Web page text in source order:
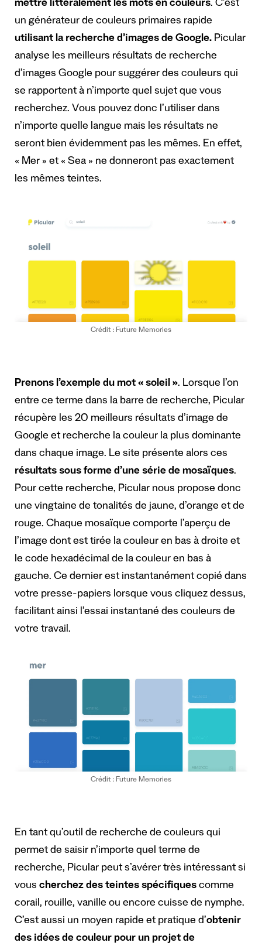
mettre littéralement les mots en couleurs. C’est
un générateur de couleurs primaires rapide
utilisant la recherche d’images de Google. Picular
analyse les meilleurs résultats de recherche
d’images Google pour suggérer des couleurs qui
se rapportent à n’importe quel sujet que vous
recherchez. Vous pouvez donc l’utiliser dans
n’importe quelle langue mais les résultats ne
seront bien évidemment pas les mêmes. En effet,
« Mer » et « Sea » ne donneront pas exactement
les mêmes teintes.
Crédit : Future Memories
Prenons l’exemple du mot « soleil ». Lorsque l’on
entre ce terme dans la barre de recherche, Picular
récupère les 20 meilleurs résultats d’image de
Google et recherche la couleur la plus dominante
dans chaque image. Le site présente alors ces
résultats sous forme d’une série de mosaïques.
Pour cette recherche, Picular nous propose donc
une vingtaine de tonalités de jaune, d’orange et de
rouge. Chaque mosaïque comporte l’aperçu de
l’image dont est tirée la couleur en bas à droite et
le code hexadécimal de la couleur en bas à
gauche. Ce dernier est instantanément copié dans
votre presse-papiers lorsque vous cliquez dessus,
facilitant ainsi l’essai instantané des couleurs de
votre travail.
Crédit : Future Memories
En tant qu’outil de recherche de couleurs qui
permet de saisir n’importe quel terme de
recherche, Picular peut s’avérer très intéressant si
vous cherchez des teintes spécifiques comme
corail, rouille, vanille ou encore cuisse de nymphe.
C’est aussi un moyen rapide et pratique d’obtenir
des idées de couleur pour un projet de